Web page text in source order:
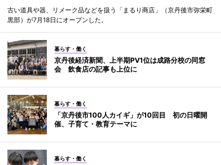
古い道具や器、リメーク品などを扱う「まるり商店」（京丹後市弥栄町
黒部）が7月18日にオープンした。
暮らす・働く
京丹後経済新聞、上半期PV1位は成路分校の同窓
会 飲食店の記事も上位に
暮らす・働く
「京丹後市100人カイギ」が10回目 初の日曜開
催、子育て・教育テーマに
暮らす・働く